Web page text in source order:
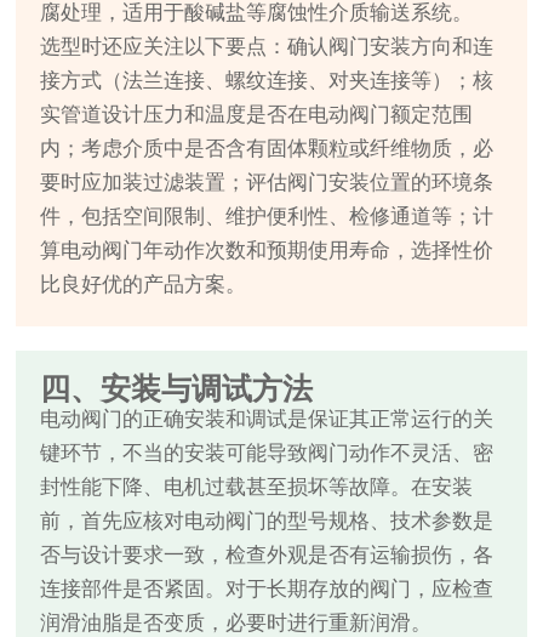
腐处理，适用于酸碱盐等腐蚀性介质输送系统。
选型时还应关注以下要点：确认阀门安装方向和连
接方式（法兰连接、螺纹连接、对夹连接等）；核
实管道设计压力和温度是否在电动阀门额定范围
内；考虑介质中是否含有固体颗粒或纤维物质，必
要时应加装过滤装置；评估阀门安装位置的环境条
件，包括空间限制、维护便利性、检修通道等；计
算电动阀门年动作次数和预期使用寿命，选择性价
比良好优的产品方案。
四、安装与调试方法
电动阀门的正确安装和调试是保证其正常运行的关
键环节，不当的安装可能导致阀门动作不灵活、密
封性能下降、电机过载甚至损坏等故障。在安装
前，首先应核对电动阀门的型号规格、技术参数是
否与设计要求一致，检查外观是否有运输损伤，各
连接部件是否紧固。对于长期存放的阀门，应检查
润滑油脂是否变质，必要时进行重新润滑。